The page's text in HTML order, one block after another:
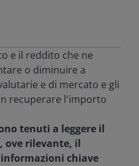
e il reddito che ne
o diminuire a
e di mercato e gli
recuperare l'importo
tenuti a leggere il
ove rilevante, il
chiave